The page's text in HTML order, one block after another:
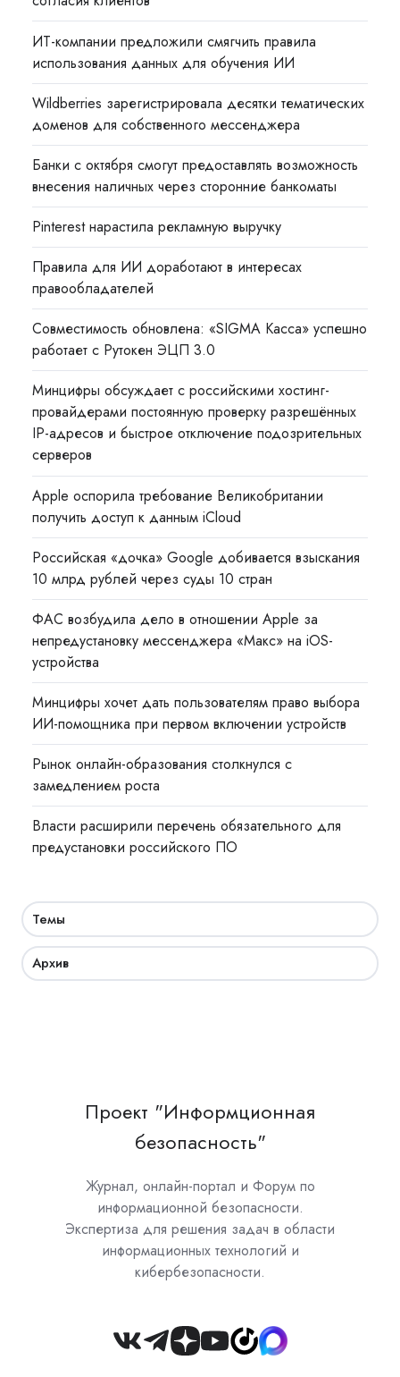
ИТ-компании предложили смягчить правила
использования данных для обучения ИИ
Wildberries зарегистрировала десятки тематических
доменов для собственного мессенджера
Банки с октября смогут предоставлять возможность
внесения наличных через сторонние банкоматы
Pinterest нарастила рекламную выручку
Правила для ИИ доработают в интересах
правообладателей
Совместимость обновлена: «SIGMA Касса» успешно
работает с Рутокен ЭЦП 3.0
Минцифры обсуждает с российскими хостинг-
провайдерами постоянную проверку разрешённых
IP-адресов и быстрое отключение подозрительных
серверов
Apple оспорила требование Великобритании
получить доступ к данным iCloud
Российская «дочка» Google добивается взыскания
10 млрд рублей через суды 10 стран
ФАС возбудила дело в отношении Apple за
непредустановку мессенджера «Макс» на iOS-
устройства
Минцифры хочет дать пользователям право выбора
ИИ-помощника при первом включении устройств
Рынок онлайн-образования столкнулся с
замедлением роста
Власти расширили перечень обязательного для
предустановки российского ПО
Темы
Архив
Проект "Информционная
безопасность"
Журнал, онлайн-портал и Форум по
информационной безопасности.
Экспертиза для решения задач в области
информационных технологий и
кибербезопасности.
Join